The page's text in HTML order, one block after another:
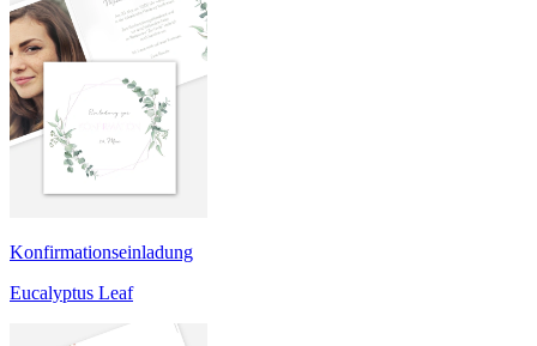
Konfirmationseinladung
Eucalyptus Leaf